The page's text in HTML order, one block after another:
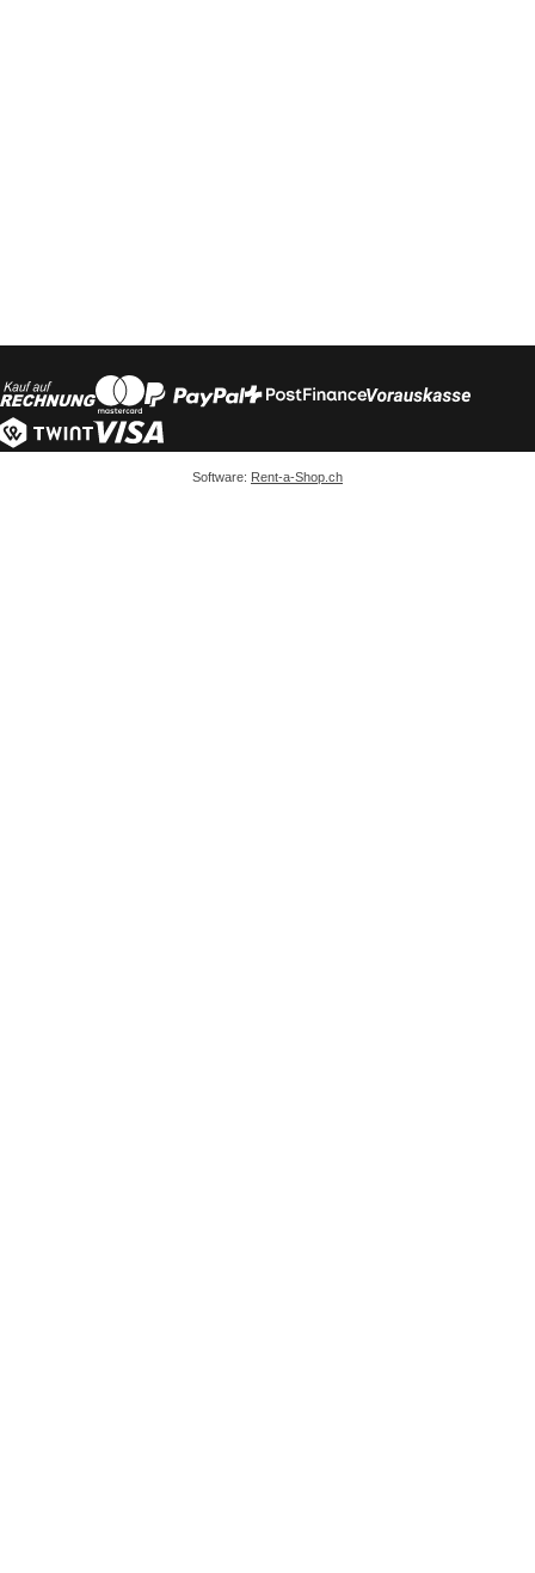
Software: Rent-a-Shop.ch